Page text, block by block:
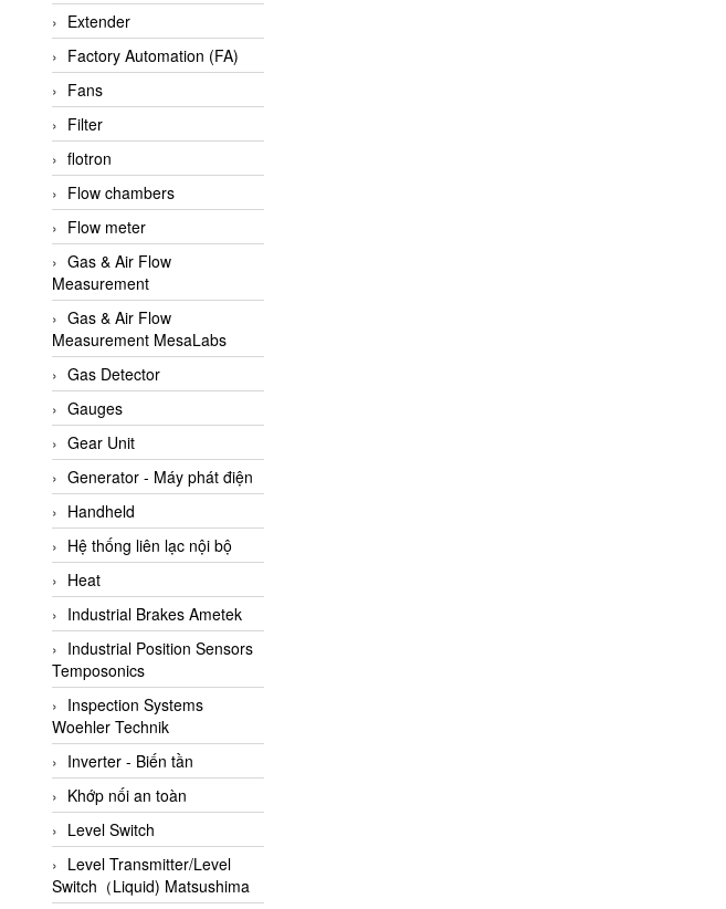
Appleton
AQ Matic
Aqualabo Vietnam
Aquametro
ARCA Regler
Arcos Hydraulik
Ardetem-Sfere-Vietnam
Argal
AS ENERGI
ASCO CO2
Asker
AT2E
ATC Pneumatic
ATEX System
ATI - IA
ATI (Analytical Technology
Inc)
Atos
Atrax
Auma
Autec
Auto Flow
Automatic valve
Aventics
Avproglobal
Axiomtek
AZBIL
Extender
Factory Automation (FA)
Fans
Filter
flotron
Flow chambers
Flow meter
Gas & Air Flow
Measurement
Gas & Air Flow
Measurement MesaLabs
Gas Detector
Gauges
Gear Unit
Generator - Máy phát điện
Handheld
Hệ thống liên lạc nội bộ
Heat
Industrial Brakes Ametek
Industrial Position Sensors
Temposonics
Inspection Systems
Woehler Technik
Inverter - Biến tần
Khớp nối an toàn
Level Switch
Level Transmitter/Level
Switch（Liquid) Matsushima